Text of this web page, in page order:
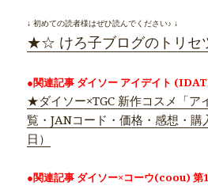
↓ 初めての読者様はぜひ読んでください♪ ↓
★☆ けろ子ブログのトリ
●関連記事 ダイソー アイデイト
★ダイソー×TGC 新作コスメ「ア
覧・JANコード・価格・感想・購
日）
●関連記事 ダイソー×コーウ(coou)